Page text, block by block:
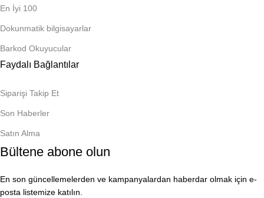
En İyi 100
Dokunmatik bilgisayarlar
Barkod Okuyucular
Faydalı Bağlantılar
Siparişi Takip Et
Son Haberler
Satın Alma
Bültene abone olun
En son güncellemelerden ve kampanyalardan haberdar olmak için e-
posta listemize katılın.